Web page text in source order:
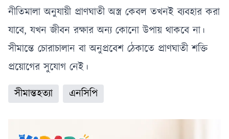
নীতিমালা অনুযায়ী প্রাণঘাতী অস্ত্র কেবল তখনই ব্যবহার করা
যাবে, যখন জীবন রক্ষার অন্য কোনো উপায় থাকবে না।
সীমান্তে চোরাচালান বা অনুপ্রবেশ ঠেকাতে প্রাণঘাতী শক্তি
প্রয়োগের সুযোগ নেই।
সীমান্তহত্যা
এনসিপি